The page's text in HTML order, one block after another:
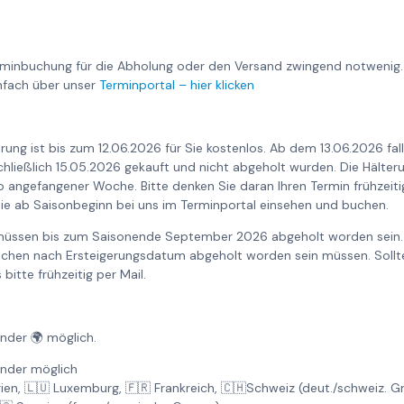
für die Abholung oder den Versand zwingend
über unser Terminportal – hier klicken
ist bis zum 12.06.2026 für Sie kostenlos. Ab dem 13.06.2026
15.05.2026 gekauft und nicht abgeholt wurden. Die
Woche. Bitte denken Sie daran Ihren Termin
ab Saisonbeginn bei uns im Terminportal einsehen und buchen.
bis zum Saisonende September 2026 abgeholt worden
nach Ersteigerungsdatum abgeholt worden sein müssen.
bitte frühzeitig per Mail.
🌍 möglich.
möglich
🇱🇺 Luxemburg, 🇫🇷 Frankreich, 🇨🇭Schweiz (deut./schweiz.